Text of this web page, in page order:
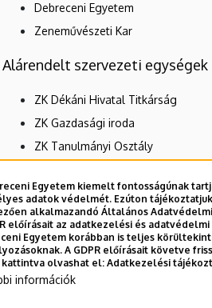
Debreceni Egyetem
Zeneművészeti Kar
Alárendelt szervezeti egységek
ZK Dékáni Hivatal Titkárság
ZK Gazdasági iroda
ZK Tanulmányi Osztály
adatmódosítás igénylése
Egyetem kiemelt fontosságúnak
adatok védelmét. Ezúton
alkalmazandó Általános
előírásait az adatkezelési és
Egyetem korábban is teljes
A GDPR előírásait követve
olvashat el: Adatkezelési
információk